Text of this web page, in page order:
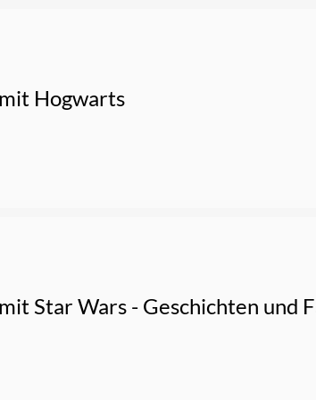
Hogwarts
Star Wars - Geschichten und